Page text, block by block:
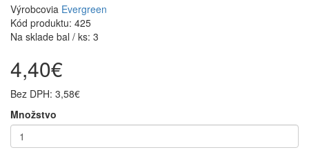
Výrobcovia Evergreen
Kód produktu: 425
Na sklade bal / ks: 3
4,40€
Bez DPH: 3,58€
Množstvo